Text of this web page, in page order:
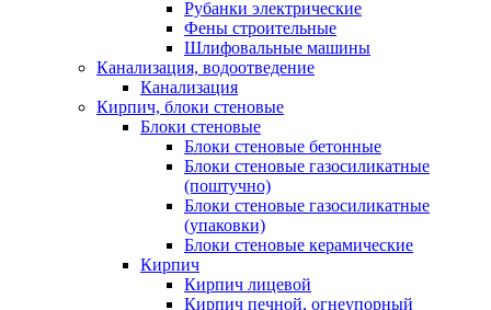
Рубанки электрические
Фены строительные
Шлифовальные машины
Канализация, водоотведение
Канализация
Кирпич, блоки стеновые
Блоки стеновые
Блоки стеновые бетонные
Блоки стеновые газосиликатные
(поштучно)
Блоки стеновые газосиликатные
(упаковки)
Блоки стеновые керамические
Кирпич
Кирпич лицевой
Кирпич печной, огнеупорный